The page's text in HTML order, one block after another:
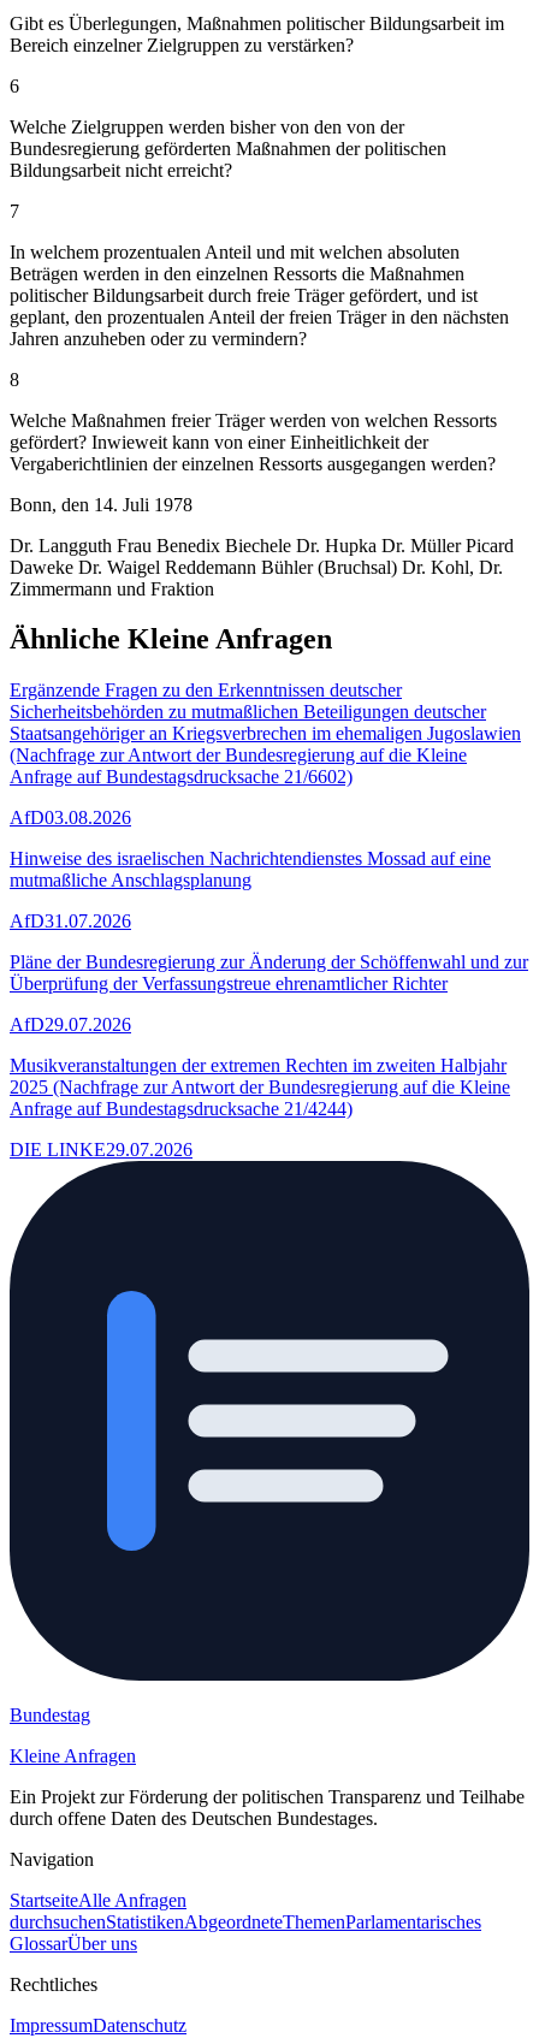
Gibt es Überlegungen, Maßnahmen politischer Bildungsarbeit im
Bereich einzelner Zielgruppen zu verstärken?
6
Welche Zielgruppen werden bisher von den von der
Bundesregierung geförderten Maßnahmen der politischen
Bildungsarbeit nicht erreicht?
7
In welchem prozentualen Anteil und mit welchen absoluten
Beträgen werden in den einzelnen Ressorts die Maßnahmen
politischer Bildungsarbeit durch freie Träger gefördert, und ist
geplant, den prozentualen Anteil der freien Träger in den nächsten
Jahren anzuheben oder zu vermindern?
8
Welche Maßnahmen freier Träger werden von welchen Ressorts
gefördert? Inwieweit kann von einer Einheitlichkeit der
Vergaberichtlinien der einzelnen Ressorts ausgegangen werden?
Bonn, den 14. Juli 1978
Dr. Langguth Frau Benedix Biechele Dr. Hupka Dr. Müller Picard
Daweke Dr. Waigel Reddemann Bühler (Bruchsal) Dr. Kohl, Dr.
Zimmermann und Fraktion
Ähnliche Kleine Anfragen
Ergänzende Fragen zu den Erkenntnissen deutscher
Sicherheitsbehörden zu mutmaßlichen Beteiligungen deutscher
Staatsangehöriger an Kriegsverbrechen im ehemaligen Jugoslawien
(Nachfrage zur Antwort der Bundesregierung auf die Kleine
Anfrage auf Bundestagsdrucksache 21/6602)
AfD03.08.2026
Hinweise des israelischen Nachrichtendienstes Mossad auf eine
mutmaßliche Anschlagsplanung
AfD31.07.2026
Pläne der Bundesregierung zur Änderung der Schöffenwahl und zur
Überprüfung der Verfassungstreue ehrenamtlicher Richter
AfD29.07.2026
Musikveranstaltungen der extremen Rechten im zweiten Halbjahr
2025 (Nachfrage zur Antwort der Bundesregierung auf die Kleine
Anfrage auf Bundestagsdrucksache 21/4244)
DIE LINKE29.07.2026
Bundestag
Kleine Anfragen
Ein Projekt zur Förderung der politischen Transparenz und Teilhabe
durch offene Daten des Deutschen Bundestages.
Navigation
StartseiteAlle Anfragen
durchsuchenStatistikenAbgeordneteThemenParlamentarisches
GlossarÜber uns
Rechtliches
ImpressumDatenschutz